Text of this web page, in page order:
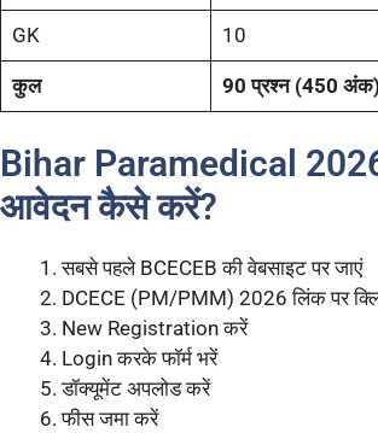
GK 10
कुल 90 प्रश्न (450 अंक)
Bihar Paramedical
आवेदन कैसे करें?
सबसे पहले BCECEB की वेबसाइट पर जाएं
DCECE (PM/PMM) 2026 लिंक पर
New Registration करें
Login करके फॉर्म भरें
डॉक्यूमेंट अपलोड करें
फीस जमा करें